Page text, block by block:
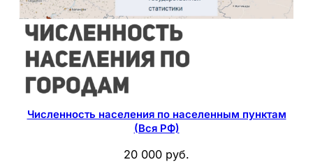
Численность населения по населенным пунктам
(Вся РФ)
20 000 руб.